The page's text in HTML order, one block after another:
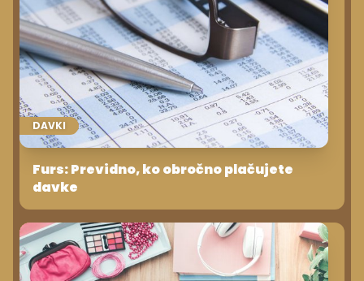
DAVKI
Furs: Previdno, ko obročno plačujete
davke